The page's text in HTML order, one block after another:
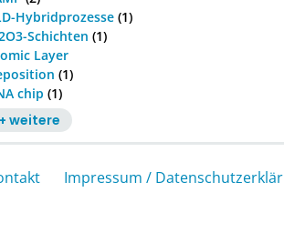
Hybridprozesse (1)
Schichten (1)
Layer
(1)
chip (1)
+ weitere
Impressum /